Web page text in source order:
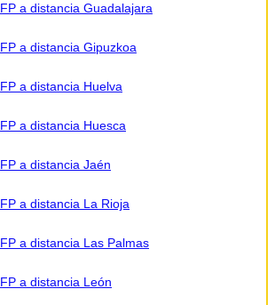
FP a distancia Guadalajara
FP a distancia Gipuzkoa
FP a distancia Huelva
FP a distancia Huesca
FP a distancia Jaén
FP a distancia La Rioja
FP a distancia Las Palmas
FP a distancia León